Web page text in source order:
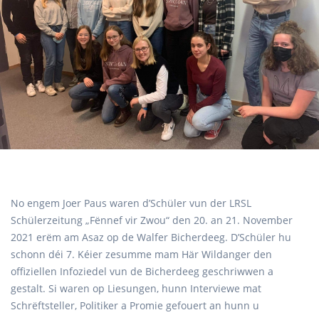
No engem Joer Paus waren d’Schüler vun der LRSL
Schülerzeitung „Fënnef vir Zwou“ den 20. an 21. November
2021 erëm am Asaz op de Walfer Bicherdeeg. D’Schüler hu
schonn déi 7. Kéier zesumme mam Här Wildanger den
offiziellen Infoziedel vun de Bicherdeeg geschriwwen a
gestalt. Si waren op Liesungen, hunn Interviewe mat
Schrëftsteller, Politiker a Promie gefouert an hunn u